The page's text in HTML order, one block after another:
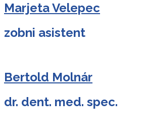
Marjeta Velepec
zobni asistent
Bertold Molnár
dr. dent. med. spec.